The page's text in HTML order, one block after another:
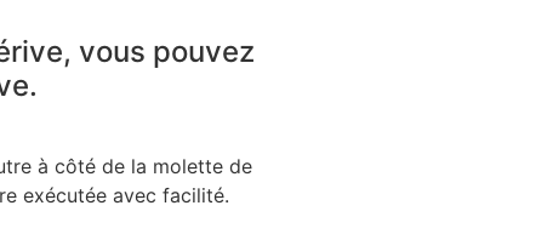
vous pouvez
à côté de la molette de
exécutée avec facilité.